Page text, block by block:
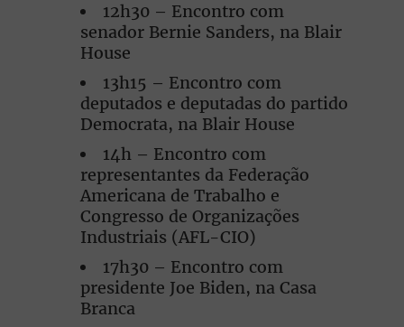
12h30 – Encontro com
senador Bernie Sanders, na Blair
House
13h15 – Encontro com
deputados e deputadas do partido
Democrata, na Blair House
14h – Encontro com
representantes da Federação
Americana de Trabalho e
Congresso de Organizações
Industriais (AFL-CIO)
17h30 – Encontro com
presidente Joe Biden, na Casa
Branca